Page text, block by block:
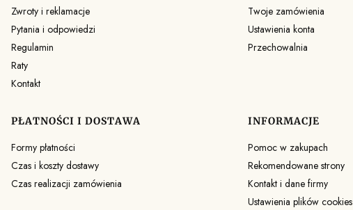
Zwroty i reklamacje
Pytania i odpowiedzi
Regulamin
Raty
Kontakt
Twoje zamówienia
Ustawienia konta
Przechowalnia
PŁATNOŚCI I DOSTAWA
Formy płatności
Czas i koszty dostawy
Czas realizacji zamówienia
INFORMACJE
Pomoc w zakupach
Rekomendowane strony
Kontakt i dane firmy
Ustawienia plików cookies